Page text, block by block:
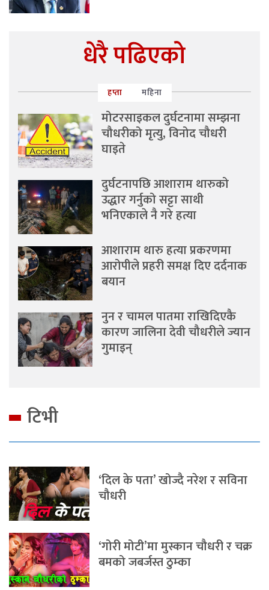
धेरै पढिएको
हप्ता महिना
मोटरसाइकल दुर्घटनामा सम्झना
चौधरीको मृत्यु, विनोद चौधरी
घाइते
दुर्घटनापछि आशाराम थारुको
उद्धार गर्नुको सट्टा साथी
भनिएकाले नै गरे हत्या
आशाराम थारु हत्या प्रकरणमा
आरोपीले प्रहरी समक्ष दिए दर्दनाक
बयान
नुन र चामल पातमा राखिदिएकै
कारण जालिना देवी चौधरीले ज्यान
गुमाइन्
टिभी
‘दिल के पता’ खोज्दै नरेश र सविना
चौधरी
‘गोरी मोटी’मा मुस्कान चौधरी र चक्र
बमको जबर्जस्त ठुम्का